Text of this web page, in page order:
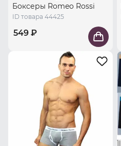
Боксеры Romeo Rossi
ID товара 44425
549 ₽